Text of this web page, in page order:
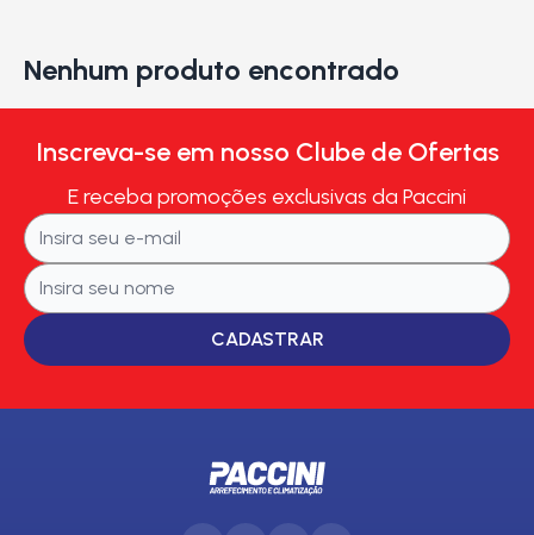
Nenhum produto encontrado
Inscreva-se em nosso Clube de Ofertas
E receba promoções exclusivas da Paccini
CADASTRAR